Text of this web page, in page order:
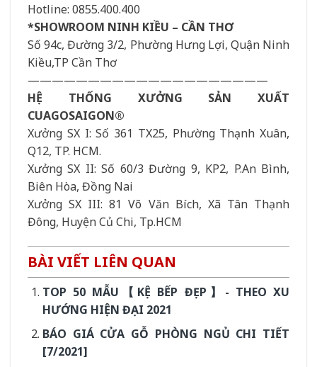
Hotline: 0855.400.400
*SHOWROOM NINH KIỀU – CẦN THƠ
Số 94c, Đường 3/2, Phường Hưng Lợi, Quận Ninh
Kiều,TP Cần Thơ
————————————————————
HỆ THỐNG XƯỞNG SẢN XUẤT
CUAGOSAIGON®
Xưởng SX I: Số 361 TX25, Phường Thạnh Xuân,
Q12, TP. HCM.
Xưởng SX II: Số 60/3 Đường 9, KP2, P.An Bình,
Biên Hòa, Đồng Nai
Xưởng SX III: 81 Võ Văn Bích, Xã Tân Thạnh
Đông, Huyện Củ Chi, Tp.HCM
BÀI VIẾT LIÊN QUAN
TOP 50 MẪU【KỆ BẾP ĐẸP】- THEO XU
HƯỚNG HIỆN ĐẠI 2021
BÁO GIÁ CỬA GỖ PHÒNG NGỦ CHI TIẾT
[7/2021]